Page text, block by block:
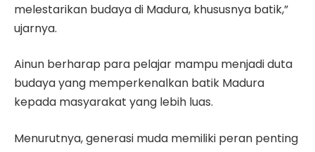
melestarikan budaya di Madura, khususnya batik,”
ujarnya.
Ainun berharap para pelajar mampu menjadi duta
budaya yang memperkenalkan batik Madura
kepada masyarakat yang lebih luas.
Menurutnya, generasi muda memiliki peran penting